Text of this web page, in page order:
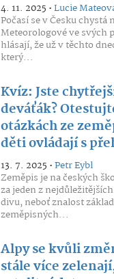
4. 11. 2025 •Lucie
Počasí se v Česku chystá
Meteorologové ve svých
hlásají, že už v těchto
který...
Kvíz: Jste
deváťák?
otázkách ze
děti ovládají s
13. 7. 2025 •Petr Eybl
Zeměpis je na českých
za jeden z
divu, neboť znalost
zeměpisných...
Alpy se kvůli
stále více